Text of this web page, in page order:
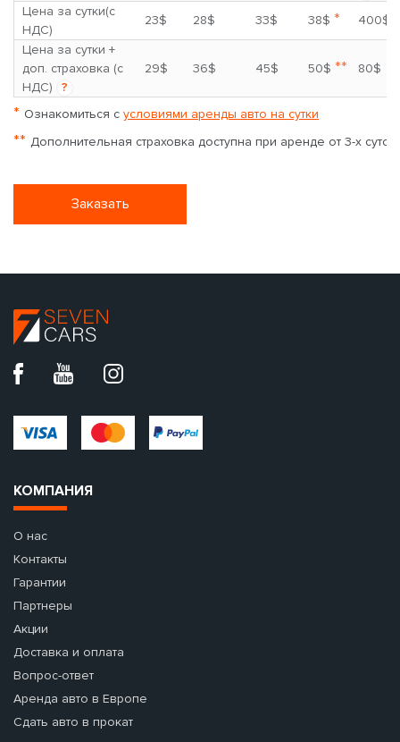
Цена за сутки(с
НДС)
23$ 28$ 33$ 38$ *
400$
Цена за сутки +
доп. страховка (с
НДС)
?
29$ 36$ 45$ 50$ ** 80$
* Ознакомиться с условиями аренды авто на сутки
** Дополнительная страховка доступна при аренде от 3-х суток
Заказать
КОМПАНИЯ
О нас
Контакты
Гарантии
Партнеры
Акции
Доставка и оплата
Вопрос-ответ
Аренда авто в Европе
Сдать авто в прокат